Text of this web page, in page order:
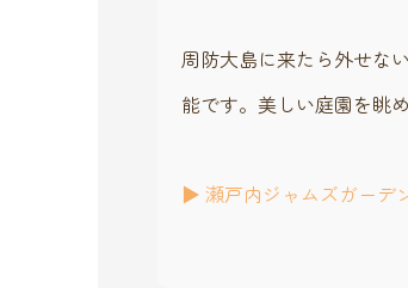
周防大島に来たら外せな
能です。美しい庭園を眺
▶︎ 瀬戸内ジャムズガーデ